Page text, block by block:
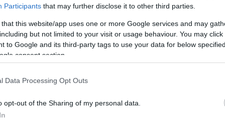
Participants that may further disclose it to other third parties.
that this website/app uses one or more Google services and may
but not limited to your visit or usage behaviour. You may
to Google and its third-party tags to use your data for below
consent section.
Data Processing Opt Outs
opt-out of the Sharing of my personal data.
hogy a világpiacon megmarad a volatilitás, az
és nem lehet arra számítani, hogy a földgáz
korábbi, alacsony szintre.
árak alakulásában döntő szerepe van az ázsiai
így "ha Kína recesszióba kerül, rengeteg
ha pedig fellendül a kínai gazdaság, a földgáz